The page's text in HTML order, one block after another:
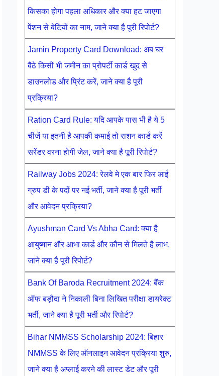
किसका होगा पहला अधिकार और क्या हट जाएगा
पेंशन से बेटियों का नाम, जाने क्या है पूरी रिपोर्ट?
Jamin Property Card Download: अब घर
बैठे किसी भी जमीन का प्रोपर्टी कार्ड खुद से
डाउनलोड और प्रिंट करें, जाने क्या है पूरी
प्रक्रिया?
Ration Card Rule: यदि आपके पास भी है ये 5
चीजें या इतनी है आपकी कमाई तो राशन कार्ड करें
सरेंडर वरना होगी जेल, जाने क्या है पूरी रिपोर्ट?
Railway Jobs 2024: रेलवे मे एक बार फिर आई
ग्रुप डी के पदों पर नई भर्ती, जाने क्या है पूरी भर्ती
और आवेदन प्रक्रिया?
Ayushman Card Vs Abha Card: क्या है
आयुष्मान और आभा कार्ड और कौन से मिलते है लाभ,
जाने क्या है पूरी रिपोर्ट?
Bank Of Baroda Recruitment 2024: बैंक
ऑफ बड़ौदा ने निकाली बिना लिखित परीक्षा डायरेक्ट
भर्ती, जाने क्या है पूरी भर्ती और रिपोर्ट?
Bihar NMMSS Scholarship 2024: बिहार
NMMSS के लिए ऑनलाइन आवेदन प्रक्रिया शुरु,
जाने क्या है अप्लाई करने की लास्ट डेट और पूरी